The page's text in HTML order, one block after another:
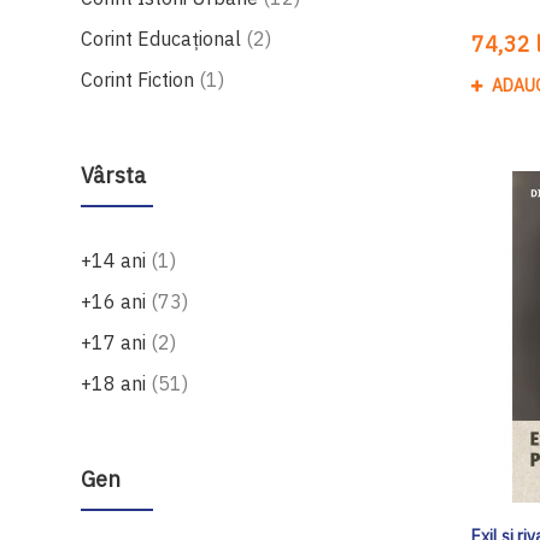
Corint Educaţional 2produse
Corint Fiction 1produs
Vârsta
+14 ani 1produs
+16 ani 73produse
+17 ani 2produse
+18 ani
51produse
Gen
74,32